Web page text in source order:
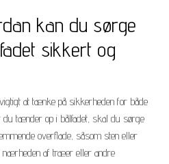
kan du sørge
sikkert og
at tænke på sikkerheden for både
tænder op i bålfadet, skal du sørge
overflade, såsom sten eller
i nærheden af træer eller andre